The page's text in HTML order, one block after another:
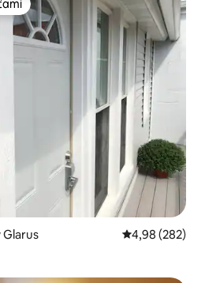
Priemerné
4,98 (282)